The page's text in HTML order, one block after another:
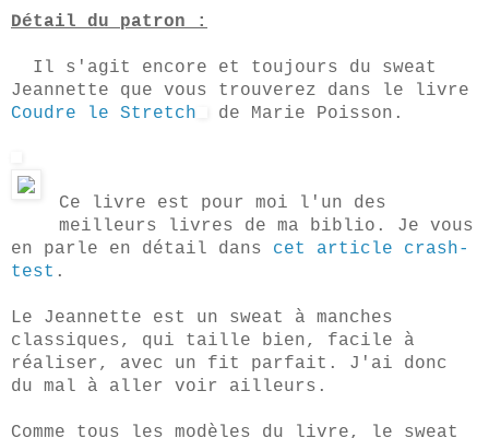
Détail du patron :
Il s'agit encore et toujours du sweat
Jeannette que vous trouverez dans le livre
Coudre le Stretch
de Marie Poisson.
Ce livre est pour moi l'un des
meilleurs livres de ma biblio. Je vous
en parle en détail dans cet article crash-
test .
Le Jeannette est un sweat à manches
classiques, qui taille bien, facile à
réaliser, avec un fit parfait. J'ai donc
du mal à aller voir ailleurs.
Comme tous les modèles du livre, le sweat